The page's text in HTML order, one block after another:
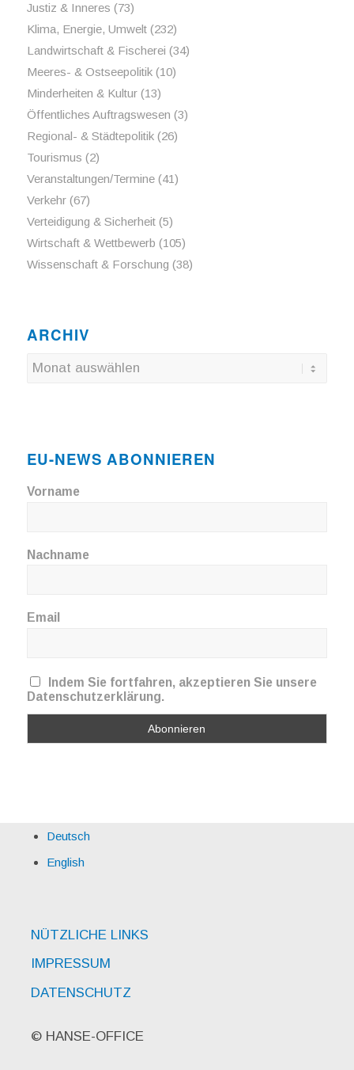
Justiz & Inneres (73)
Klima, Energie, Umwelt(232)
Landwirtschaft & Fischerei (34)
Meeres- & Ostseepolitik(10)
Minderheiten & Kultur(13)
Öffentliches Auftragswesen (3)
Regional- & Städtepolitik(26)
Tourismus (2)
Veranstaltungen/Termine(41)
Verkehr(67)
Verteidigung & Sicherheit(5)
Wirtschaft & Wettbewerb (105)
Wissenschaft & Forschung (38)
ARCHIV
EU-NEWS ABONNIEREN
Vorname
Nachname
Email
Indem Sie fortfahren, akzeptieren Sie unsere
Datenschutzerklärung.
Deutsch
English
NÜTZLICHE LINKS
IMPRESSUM
DATENSCHUTZ
© HANSE-OFFICE